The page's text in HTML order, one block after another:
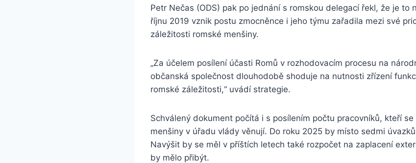
Petr Nečas (ODS) pak po jednání s romskou delegací řekl, že je to
říjnu 2019 vznik postu zmocněnce i jeho týmu zařadila mezi své
záležitosti romské menšiny.
„Za účelem posílení účasti Romů v rozhodovacím procesu na
občanská společnost dlouhodobě shoduje na nutnosti zřízení
romské záležitosti,“ uvádí strategie.
Schválený dokument počítá i s posílením počtu pracovníků, kteří
menšiny v úřadu vlády věnují. Do roku 2025 by místo sedmi
Navýšit by se měl v příštích letech také rozpočet na zaplacení
by mělo přibýt.